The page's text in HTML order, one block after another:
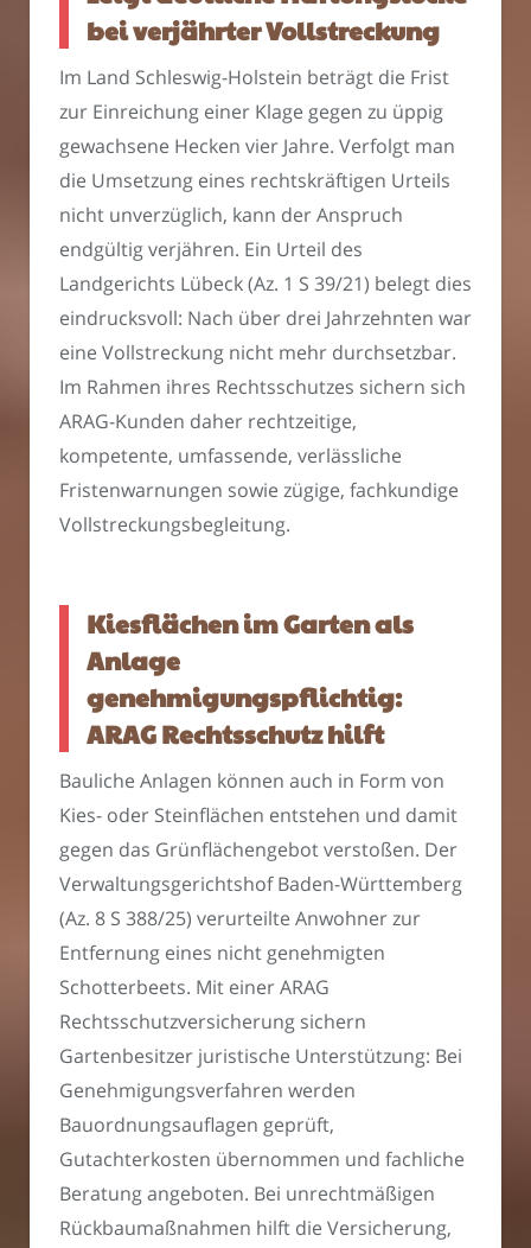
bei verjährter Vollstreckung
Im Land Schleswig-Holstein beträgt die Frist
zur Einreichung einer Klage gegen zu üppig
gewachsene Hecken vier Jahre. Verfolgt man
die Umsetzung eines rechtskräftigen Urteils
nicht unverzüglich, kann der Anspruch
endgültig verjähren. Ein Urteil des
Landgerichts Lübeck (Az. 1 S 39/21) belegt dies
eindrucksvoll: Nach über drei Jahrzehnten war
eine Vollstreckung nicht mehr durchsetzbar.
Im Rahmen ihres Rechtsschutzes sichern sich
ARAG-Kunden daher rechtzeitige,
kompetente, umfassende, verlässliche
Fristenwarnungen sowie zügige, fachkundige
Vollstreckungsbegleitung.
Kiesflächen im Garten als
Anlage
genehmigungspflichtig:
ARAG Rechtsschutz hilft
Bauliche Anlagen können auch in Form von
Kies- oder Steinflächen entstehen und damit
gegen das Grünflächengebot verstoßen. Der
Verwaltungsgerichtshof Baden-Württemberg
(Az. 8 S 388/25) verurteilte Anwohner zur
Entfernung eines nicht genehmigten
Schotterbeets. Mit einer ARAG
Rechtsschutzversicherung sichern
Gartenbesitzer juristische Unterstützung: Bei
Genehmigungsverfahren werden
Bauordnungsauflagen geprüft,
Gutachterkosten übernommen und fachliche
Beratung angeboten. Bei unrechtmäßigen
Rückbaumaßnahmen hilft die Versicherung,